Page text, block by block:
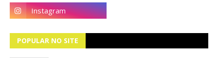
POPULAR NO SITE